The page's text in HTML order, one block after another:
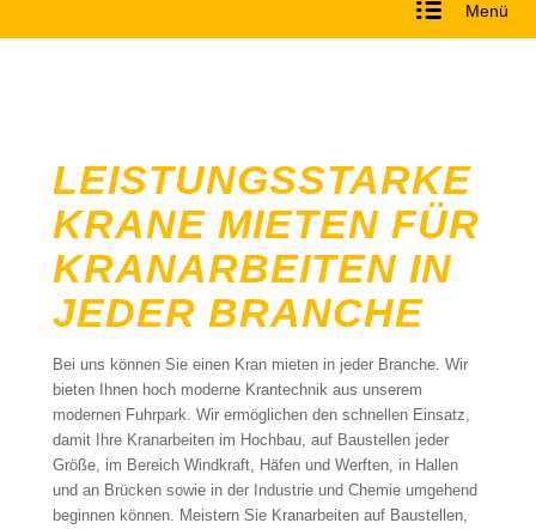
Menü
LEISTUNGSSTARKE
KRANE MIETEN FÜR
KRANARBEITEN IN
JEDER BRANCHE
Bei uns können Sie einen Kran mieten in jeder Branche. Wir
bieten Ihnen hoch moderne Krantechnik aus unserem
modernen Fuhrpark. Wir ermöglichen den schnellen Einsatz,
damit Ihre Kranarbeiten im Hochbau, auf Baustellen jeder
Größe, im Bereich Windkraft, Häfen und Werften, in Hallen
und an Brücken sowie in der Industrie und Chemie umgehend
beginnen können. Meistern Sie Kranarbeiten auf Baustellen,